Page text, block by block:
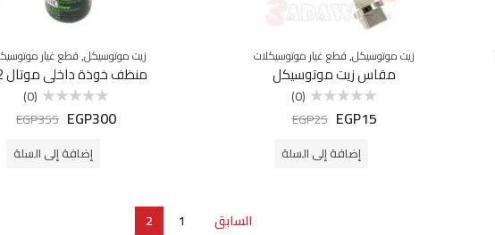
زيت موتوسيكل,قطع غيار موتوسيكلات
مقاس زيت موتوسيكل
التقييم
(0)
EGP15
EGP25
إضافة إلى السلة
زيت موتوسيكل,قطع غيار
منظف خوذة داخلي موتال M2
التقييم
(0)
EGP300
EGP355
إضافة إلى السلة
السابق 1
2